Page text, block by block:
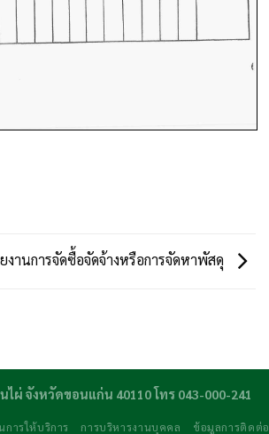
งานการจัดซื้อจัดจ้างหรือการจัดหาพัสดุ
ผ่ จังหวัดขอนแก่น 40110 โทร 043-000-241
การให้บริการ การบริหารงานบุคคล ข้อมูลการติดต่อ